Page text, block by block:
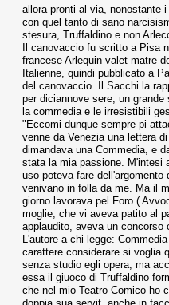
allora pronti al via, nonostante
con quel tanto di sano
stesura, Truffaldino e non
Il canovaccio fu scritto a Pisa
francese Arlequin valet matre
Italienne, quindi pubblicato a
del canovaccio. Il Sacchi la
per diciannove sere, un
la commedia e le irresistibili
"Eccomi dunque sempre pi
venne da Venezia una lettera
dimandava una Commedia, e
stata la mia passione. M'intesi
uso poteva fare
venivano in folla da me. Ma il
giorno lavorava pel Foro (
moglie, che vi aveva patito al
applaudito, aveva un concorso
L'autore a chi legge:
carattere considerare si voglia
senza studio egli opera, ma
essa il giuoco di Truffaldino
che nel mio Teatro Comico ho